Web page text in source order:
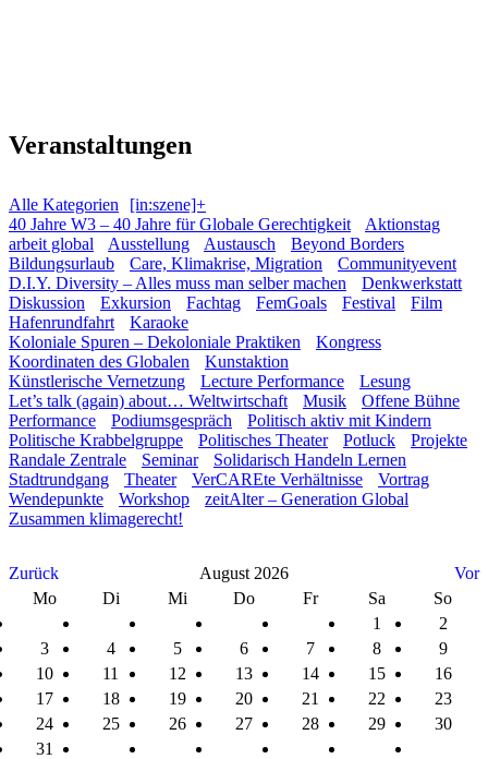
Veranstaltungen
Alle Kategorien
[in:szene]+
40 Jahre W3 – 40 Jahre für Globale Gerechtigkeit
Aktionstag
arbeit global
Ausstellung Austausch
Beyond Borders
Bildungsurlaub
Care, Klimakrise, Migration
Communityevent
D.I.Y. Diversity – Alles muss man selber machen
Denkwerkstatt
Diskussion
Exkursion Fachtag FemGoals Festival
Film
Hafenrundfahrt
Karaoke
Koloniale Spuren – Dekoloniale Praktiken
Kongress
Koordinaten des Globalen
Kunstaktion
Künstlerische Vernetzung
Lecture Performance
Lesung
Let’s talk (again) about… Weltwirtschaft
Musik
Offene Bühne
Performance
Podiumsgespräch
Politisch aktiv mit Kindern
Politische Krabbelgruppe
Politisches Theater Potluck
Projekte
Randale Zentrale
Seminar
Solidarisch Handeln Lernen
Stadtrundgang
Theater VerCAREte Verhältnisse
Vortrag
Wendepunkte
Workshop
zeitAlter – Generation Global
Zusammen klimagerecht!
Zurück August 2026
Vor
Mo
Di Mi Do Fr Sa
So
1
2
3
4 5 6 7 8
9
10
11 12 13 14 15
16
17
18 19 20 21 22
23
24
25 26 27 28 29
30
31